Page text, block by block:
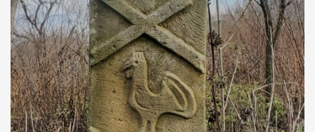
століття тут розмістили туберкульозну лікарню. Коли із
палацу виїхала лікарня – ми точно не […]